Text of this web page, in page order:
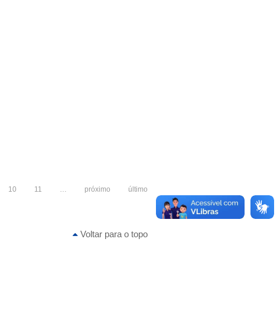
10 11 próximo último
Voltar para o topo